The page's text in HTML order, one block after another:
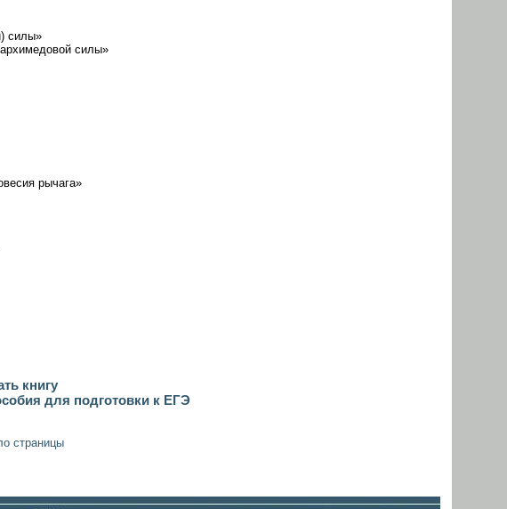
силы»
силы»
рычага»
книгу
для подготовки к ЕГЭ
страницы